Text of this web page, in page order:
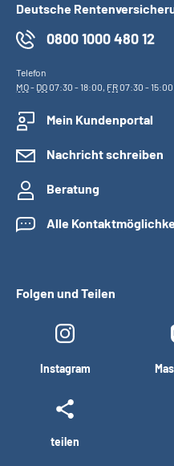
Deutsche
0800 1000 480 12
Telefon
MO- DO07:30 - 18:00, FR07:30 - 15:00
Mein Kundenportal
Nachricht schreiben
Beratung
Alle
Folgen und Teilen
Instagram
teilen